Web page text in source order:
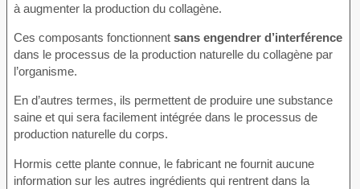
à augmenter la production du collagène.
Ces composants fonctionnent sans engendrer d’interférence
dans le processus de la production naturelle du collagène par
l’organisme.
En d’autres termes, ils permettent de produire une substance
saine et qui sera facilement intégrée dans le processus de
production naturelle du corps.
Hormis cette plante connue, le fabricant ne fournit aucune
information sur les autres ingrédients qui rentrent dans la